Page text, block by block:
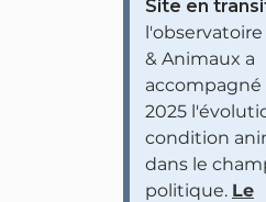
Site en
& Animaux a
accompagné
2025
condition
dans le
politique. Le